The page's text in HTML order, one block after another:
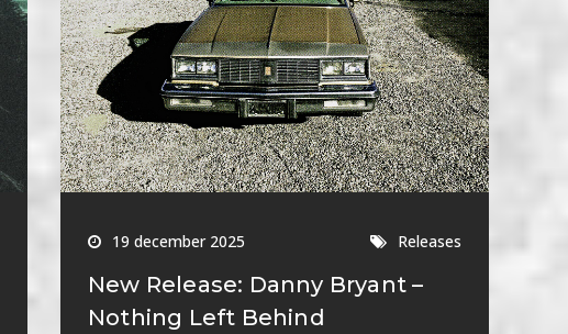
19 december 2025 Releases
New Release: Danny Bryant –
Nothing Left Behind